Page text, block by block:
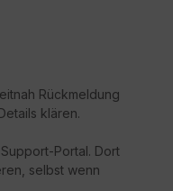
Rückmeldung
klären.
Portal. Dort
selbst wenn